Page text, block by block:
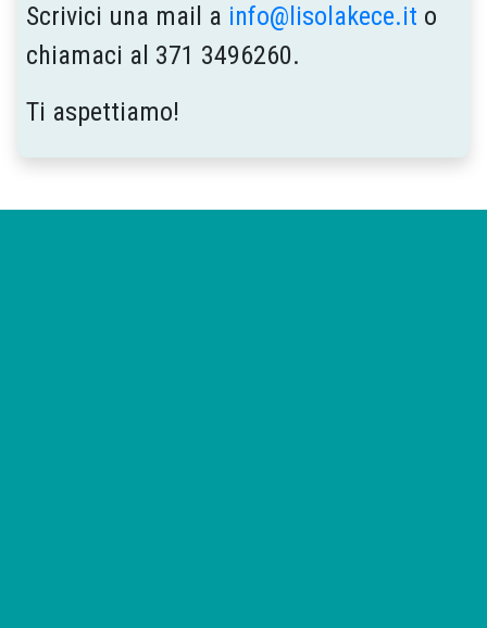
Scrivici una mail a info@lisolakece.it o
chiamaci al 371 3496260.
Ti aspettiamo!